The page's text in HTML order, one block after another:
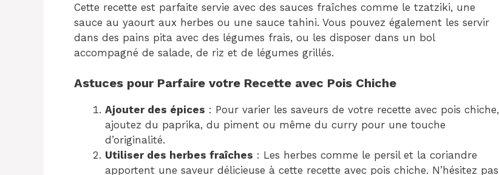
Cette recette est parfaite servie avec des sauces fraîches comme le tzatziki, une
sauce au yaourt aux herbes ou une sauce tahini. Vous pouvez également les servir
dans des pains pita avec des légumes frais, ou les disposer dans un bol
accompagné de salade, de riz et de légumes grillés.
Astuces pour Parfaire votre Recette avec Pois Chiche
Ajouter des épices : Pour varier les saveurs de votre recette avec pois chiche,
ajoutez du paprika, du piment ou même du curry pour une touche
d’originalité.
Utiliser des herbes fraîches : Les herbes comme le persil et la coriandre
apportent une saveur délicieuse à cette recette avec pois chiche. N’hésitez pas